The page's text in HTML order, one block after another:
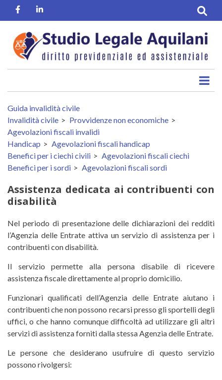
contenuto
principale
FacebookLinkedin
Guida invalidità civile
Invalidità civile
Provvidenze non economiche
Agevolazioni fiscali invalidi
Handicap
Agevolazioni fiscali handicap
Benefici per i ciechi civili
Agevolazioni fiscali ciechi
Benefici per i sordi
Agevolazioni fiscali sordi
Assistenza dedicata ai contribuenti con
disabilità
Nel periodo di presentazione delle dichiarazioni dei redditi
l’Agenzia delle Entrate attiva un servizio di assistenza per i
contribuenti con disabilità.
Il servizio permette alla persona disabile di ricevere
assistenza fiscale direttamente al proprio domicilio.
Funzionari qualificati dell’Agenzia delle Entrate aiutano i
contribuenti che non possono recarsi presso gli sportelli degli
uffici, o che hanno comunque difficoltà ad utilizzare gli altri
servizi di assistenza forniti dalla stessa Agenzia delle Entrate.
Le persone che desiderano usufruire di questo servizio
possono rivolgersi: